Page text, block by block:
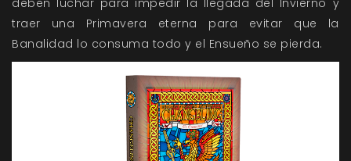
deben luchar para impedir la llegada del Invierno y
traer una Primavera eterna para evitar que la
Banalidad lo consuma todo y el Ensueño se pierda.